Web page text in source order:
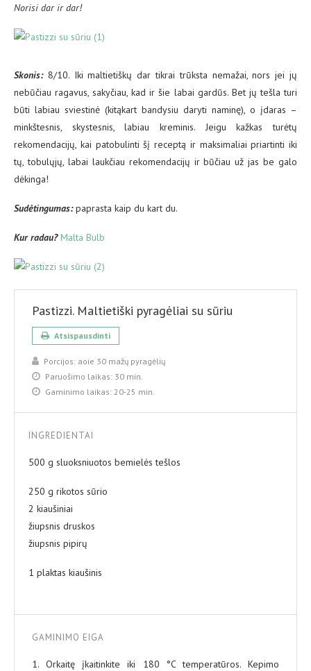
Norisi dar ir dar!
Skonis: 8/10. Iki maltietiškų dar tikrai trūksta nemažai, nors jei jų
nebūčiau ragavus, sakyčiau, kad ir šie labai gardūs. Bet jų tešla turi
būti labiau sviestinė (kitąkart bandysiu daryti naminę), o įdaras –
minkštesnis, skystesnis, labiau kreminis. Jeigu kažkas turėtų
rekomendacijų, kai patobulinti šį receptą ir maksimaliai priartinti iki
tų, tobulųjų, labai laukčiau rekomendacijų ir būčiau už jas be galo
dėkinga!
Sudėtingumas:paprasta kaip du kart du.
Kur radau?Malta Bulb
Pastizzi. Maltietiški pyragėliai su sūriu
Atsispausdinti
Porcijos: aoie 30 mažų pyragėlių
Paruošimo laikas: 30 min.
Gaminimo laikas: 20-25 min.
INGREDIENTAI
500 g sluoksniuotos bemielės tešlos
250 g rikotos sūrio
2 kiaušiniai
žiupsnis druskos
žiupsnis pipirų
1 plaktas kiaušinis
GAMINIMO EIGA
1. Orkaitę įkaitinkite iki 180 °C temperatūros. Kepimo